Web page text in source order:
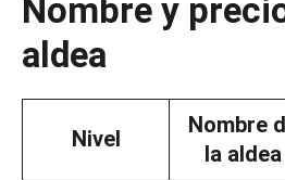
Nombre y
aldea
Nivel
Nombre
la aldea